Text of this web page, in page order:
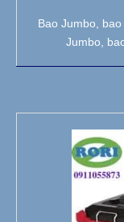
Bao Jumbo,
Jumbo,